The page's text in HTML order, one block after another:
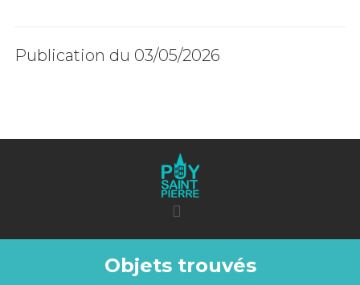
Publication du 03/05/2026
Objets trouvés